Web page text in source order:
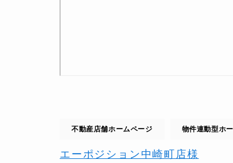
不動産店舗ホームページ 物件連動型ホ
エーポジション中崎町店様